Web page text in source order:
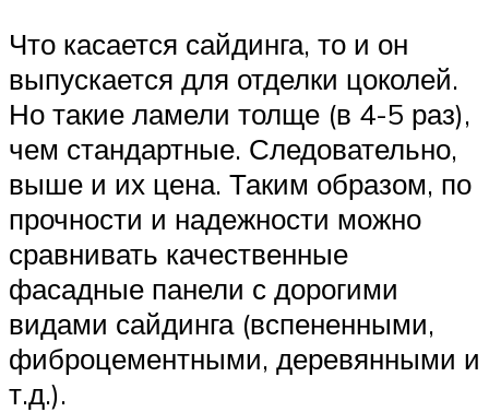
Что касается сайдинга, то и он
выпускается для отделки цоколей.
Но такие ламели толще (в 4-5 раз),
чем стандартные. Следовательно,
выше и их цена. Таким образом, по
прочности и надежности можно
сравнивать качественные
фасадные панели с дорогими
видами сайдинга (вспененными,
фиброцементными, деревянными и
т.д.).